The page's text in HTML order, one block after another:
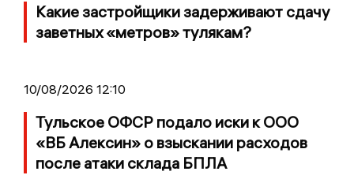
Какие застройщики задерживают сдачу
заветных «метров» тулякам?
10/08/2026 12:10
Тульское ОФСР подало иски к ООО
«ВБ Алексин» о взыскании расходов
после атаки склада БПЛА